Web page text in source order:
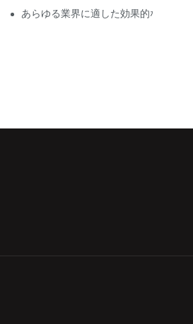
あらゆる業界に適した効果的な保管ラ